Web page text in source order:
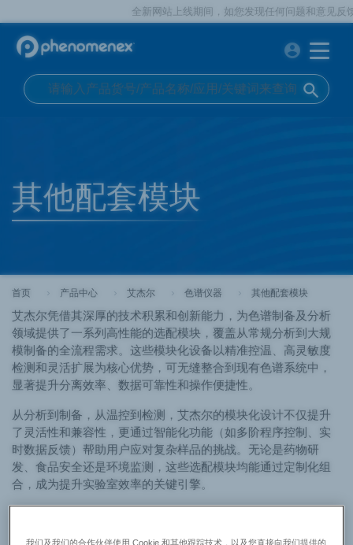
全新网站上线期间，如您发现任何问题和意见反馈，欢迎
search
account_circle
其他配套模块
首页 产品中心 艾杰尔 色谱仪器 其他配套模块
艾杰尔凭借其深厚的技术积累和创新能力，为色谱制备及分析
领域提供了一系列高性能的选配模块，覆盖从常规分析到大规
模制备的全流程需求。这些模块化设备以精准控温、高灵敏度
检测和灵活扩展为核心优势，可无缝整合到现有色谱系统中，
显著提升分离效率、数据可靠性和操作便捷性。
从分析到制备，从温控到检测，艾杰尔的模块化设计不仅提升
了灵活性和兼容性，更通过智能化功能（如多阶程序控制、实
时数据反馈）帮助用户应对复杂样品的挑战。无论是药物研
发、食品安全还是环境监测，这些选配模块均能通过定制化组
合，成为提升实验室效率的关键引擎。
我们及我们的合作伙伴使用 Cookie 和其他跟踪技术，以及您直接向我们提供的